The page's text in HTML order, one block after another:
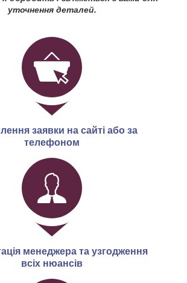
уточнення деталей.
заявки на сайті або за
телефоном
менеджера та узгодження
всіх нюансів